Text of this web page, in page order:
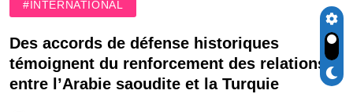
#INTERNATIONAL
Des accords de défense historiques
témoignent du renforcement des relations
entre l’Arabie saoudite et la Turquie